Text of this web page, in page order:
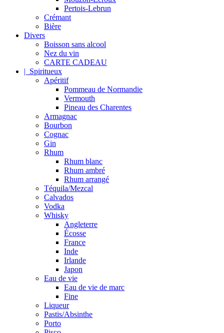
Pertois-Lebrun
Crémant
Bière
Divers
Boisson sans alcool
Nez du vin
CARTE CADEAU
| Spiritueux
Apéritif
Pommeau de Normandie
Vermouth
Pineau des Charentes
Armagnac
Bourbon
Cognac
Gin
Rhum
Rhum blanc
Rhum ambré
Rhum arrangé
Téquila/Mezcal
Calvados
Vodka
Whisky
Angleterre
Écosse
France
Inde
Irlande
Japon
Eau de vie
Eau de vie de marc
Fine
Liqueur
Pastis/Absinthe
Porto